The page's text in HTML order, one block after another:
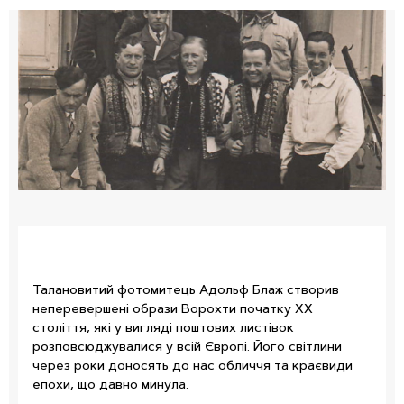
Талановитий фотомитець Адольф Блаж створив
неперевершені образи Ворохти початку ХХ
століття, які у вигляді поштових листівок
розповсюджувалися у всій Європі. Його світлини
через роки доносять до нас обличчя та краєвиди
епохи, що давно минула.